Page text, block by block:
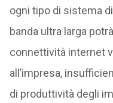
ogni tipo di sistema
banda ultra larga
connettività internet
all’impresa,
di produttività degli